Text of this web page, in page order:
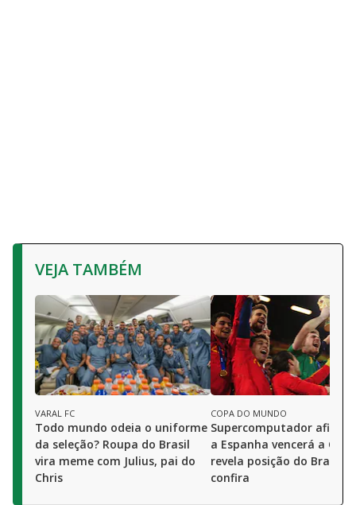
VEJA TAMBÉM
VARAL FC
Todo mundo odeia o uniforme
da seleção? Roupa do Brasil
vira meme com Julius, pai do
Chris
COPA DO MUNDO
Supercomputador afirma
a Espanha vencerá a
revela posição do Brasil;
confira